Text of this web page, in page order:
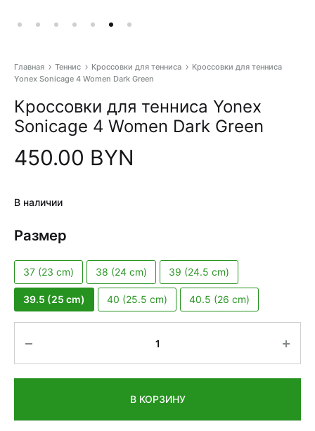
Главная Теннис Кроссовки для тенниса
Кроссовки для тенниса
Yonex Sonicage 4 Women Dark Green
Кроссовки для тенниса Yonex
Sonicage 4 Women Dark Green
450.00 BYN
В наличии
Размер
37 (23 cm) 38 (24 cm) 39 (24.5 cm)
39.5 (25 cm) 40 (25.5 cm) 40.5 (26 cm)
В КОРЗИНУ